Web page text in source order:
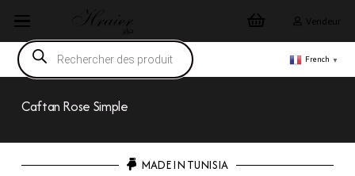
Vendeur
Recherche
de
produits
French ▼
Caftan Rose Simple
MADE IN TUNISIA